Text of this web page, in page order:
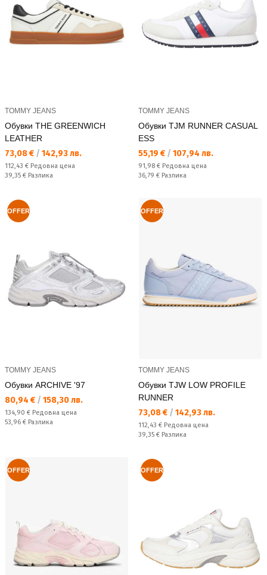
TOMMY JEANS
Обувки THE GREENWICH
LEATHER
Текуща цена:
73,08 € / 142,93 лв.
Редовна цена:
112,43 € Редовна цена
Спестявате:
39,35 € Разлика
TOMMY JEANS
Обувки TJM RUNNER CASUAL
ESS
Текуща цена:
55,19 € / 107,94 лв.
Редовна цена:
91,98 € Редовна цена
Спестявате:
36,79 € Разлика
OFFER
TOMMY JEANS
Обувки ARCHIVE '97
Текуща цена:
80,94 € / 158,30 лв.
Редовна цена:
134,90 € Редовна цена
Спестявате:
53,96 € Разлика
OFFER
TOMMY JEANS
Обувки TJW LOW PROFILE
RUNNER
Текуща цена:
73,08 € / 142,93 лв.
Редовна цена:
112,43 € Редовна цена
Спестявате:
39,35 € Разлика
OFFER OFFER